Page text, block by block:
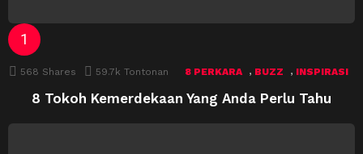
568 Shares 59.7k Tontonan 8 PERKARA , BUZZ , INSPIRASI
8 Tokoh Kemerdekaan Yang Anda Perlu Tahu